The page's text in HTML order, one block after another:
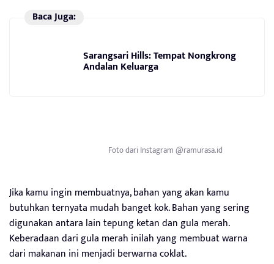
Baca Juga:
Sarangsari Hills: Tempat Nongkrong
Andalan Keluarga
Foto dari Instagram @ramurasa.id
Jika kamu ingin membuatnya, bahan yang akan kamu
butuhkan ternyata mudah banget kok. Bahan yang sering
digunakan antara lain tepung ketan dan gula merah.
Keberadaan dari gula merah inilah yang membuat warna
dari makanan ini menjadi berwarna coklat.